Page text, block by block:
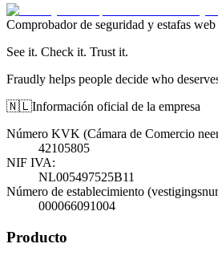
Comprobador de seguridad y estafas web
See it. Check it. Trust it.
Fraudly helps people decide who
🇳🇱Información oficial de la empresa
Número KVK (Cámara de Comercio
42105805
NIF IVA:
NL005497525B11
Número de establecimiento
000066091004
Producto